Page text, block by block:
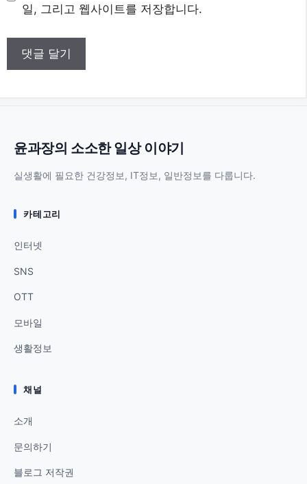
일, 그리고 웹사이트를 저장합니다.
윤과장의 소소한 일상 이야기
실생활에 필요한 건강정보, IT정보, 일반정보를 다룹니다.
카테고리
인터넷
SNS
OTT
모바일
생활정보
채널
소개
문의하기
블로그 저작권